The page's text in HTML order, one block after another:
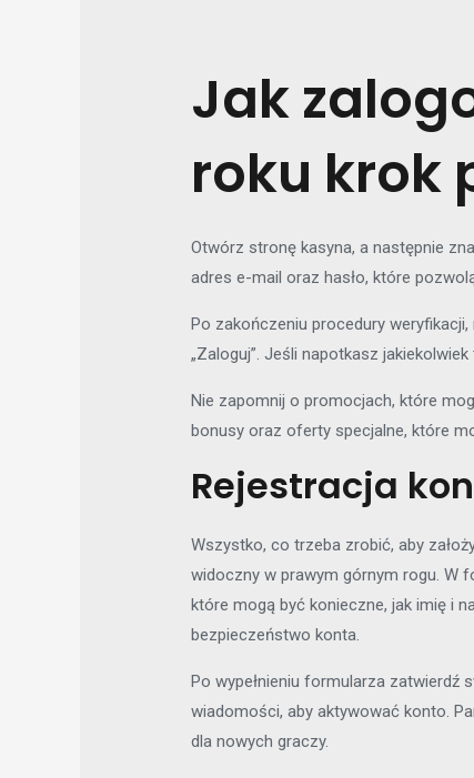
Jak
roku krok
Otwórz stronę kasyna, a następnie
adres e-mail oraz hasło, które
Po zakończeniu procedury
„Zaloguj”. Jeśli napotkasz
Nie zapomnij o promocjach, które
bonusy oraz oferty specjalne, które
Rejestracja
Wszystko, co trzeba zrobić, aby
widoczny w prawym górnym rogu. W
które mogą być konieczne, jak imię i
bezpieczeństwo konta.
Po wypełnieniu formularza zatwierdź
wiadomości, aby aktywować konto.
dla nowych graczy.